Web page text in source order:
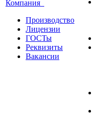
Компания
Производство
Лицензии
ГОСТы
Реквизиты
Вакансии